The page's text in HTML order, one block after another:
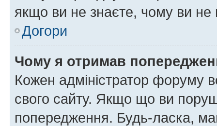
якщо ви не знаєте, чому ви
Догори
Чому я отримав
Кожен адміністратор форуму
свого сайту. Якщо що ви
попередження. Будь-ласка,